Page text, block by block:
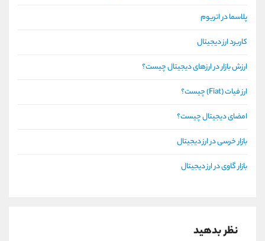
پلاسما در اتریوم
کاربرد ارز دیجیتال
ارزش بازار در ارزهای دیجیتال چیست؟
ارز فیات (Fiat) چیست؟
امضای دیجیتال چیست؟
بازار خرسی در ارز دیجیتال
بازار گاوی در ارز دیجیتال
نظر بدهید